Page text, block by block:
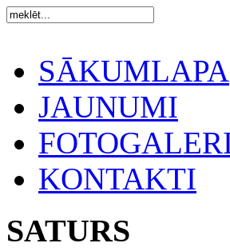
SĀKUMLAPA
JAUNUMI
KONTAKTI
SATURS